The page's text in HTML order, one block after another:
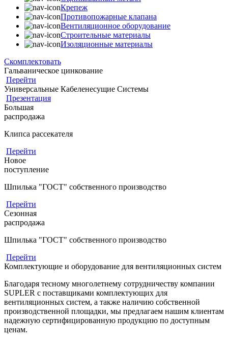
Крепеж
Противопожарные клапана
Вентиляционное оборудование
Строительные материалы
Изоляционные материалы
Скомплектовать
Гальваническое цинкование
Перейти
Универсальные Кабеленесущие Системы
Презентация
Большая
распродажа
Клипса рассекателя
Перейти
Новое
поступление
Шпилька "ГОСТ" собственного производство
Перейти
Сезонная
распродажа
Шпилька "ГОСТ" собственного производство
Перейти
Комплектующие и оборудование для вентиляционных систем
Благодаря тесному многолетнему сотрудничеству компании
SUPLER с поставщиками комплектующих для
вентиляционных систем, а также наличию собственной
производственной площадки, мы предлагаем нашим клиентам
надежную сертифицированную продукцию по доступным
ценам.